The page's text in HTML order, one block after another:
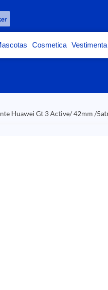
Cosmetica
Huawei Gt 3 Active/ 42mm /